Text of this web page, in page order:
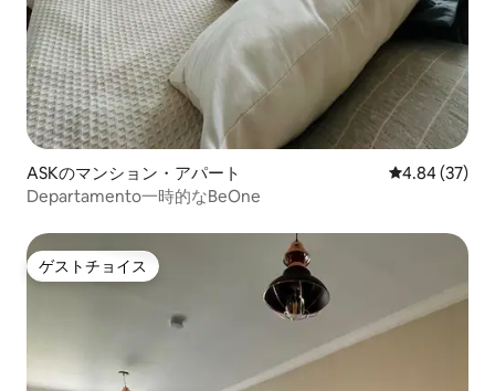
ASKのマンション・アパート レビュー37
4.84 (37)
Departamento一時的なBeOne
ゲストチョイス
ゲストチョイス